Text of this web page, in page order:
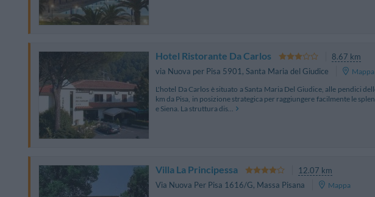
Hotel Ristorante Da Carlos
8.67 km
via Nuova per Pisa 5901, Santa Maria del Giudice
Mappa
L'hotel Da Carlos è situato a Santa Maria Del Giudice, alle pendici
km da Pisa, in posizione strategica per raggiungere facilmente le
e Siena. La struttura dis...
Villa La Principessa
12.07 km
Via Nuova Per Pisa 1616/G, Massa Pisana
Mappa